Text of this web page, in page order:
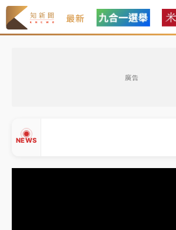
最新
廣告
NEWS
中信慈善基金會想增加董事人數！辜
駁 理由曝光
故宮《龍藏經》特展第2檔！今線上